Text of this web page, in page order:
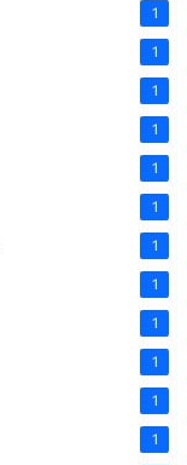
1
1
1
1
1
1
1
1
1
1
1
1